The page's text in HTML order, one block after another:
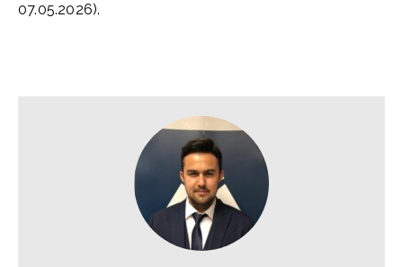
07.05.2026).